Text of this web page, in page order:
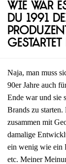
Wie war
du 1991
gestartet
Naja, man muss
90er Jahre auch
Ende war und sie
Brands zu
zusammen mit
damalige
ein wenig wie ein
etc. Meiner